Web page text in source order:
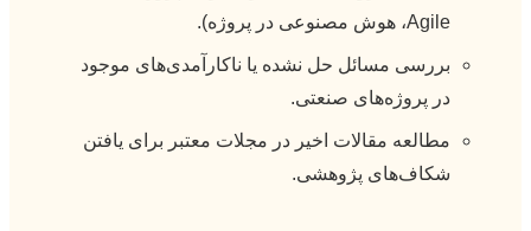
Agile، هوش مصنوعی در پروژه).
بررسی مسائل حل نشده یا ناکارآمدی‌های موجود
در پروژه‌های صنعتی.
مطالعه مقالات اخیر در مجلات معتبر برای یافتن
شکاف‌های پژوهشی.